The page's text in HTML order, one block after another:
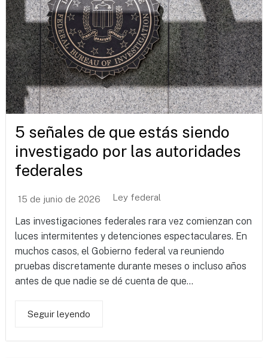
5 señales de que estás siendo
investigado por las autoridades
federales
15 de junio de 2026 Ley federal
Las investigaciones federales rara vez comienzan con
luces intermitentes y detenciones espectaculares. En
muchos casos, el Gobierno federal va reuniendo
pruebas discretamente durante meses o incluso años
antes de que nadie se dé cuenta de que...
Seguir leyendo